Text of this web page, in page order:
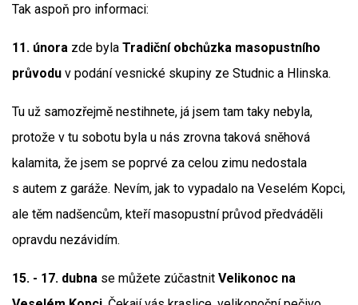
Tak aspoň pro informaci:
11. února zde byla Tradiční obchůzka masopustního
průvodu v podání vesnické skupiny ze Studnic a Hlinska.
Tu už samozřejmě nestihnete, já jsem tam taky nebyla,
protože v tu sobotu byla u nás zrovna taková sněhová
kalamita, že jsem se poprvé za celou zimu nedostala
s autem z garáže. Nevím, jak to vypadalo na Veselém Kopci,
ale těm nadšencům, kteří masopustní průvod předváděli
opravdu nezávidím.
15. - 17. dubna se můžete zúčastnit Velikonoc na